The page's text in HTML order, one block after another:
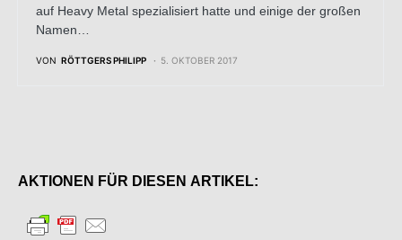
auf Heavy Metal spezialisiert hatte und einige der großen
Namen…
VON RÖTTGERS PHILIPP 5. OKTOBER 2017
AKTIONEN FÜR DIESEN ARTIKEL: